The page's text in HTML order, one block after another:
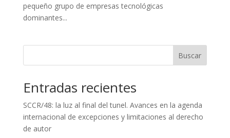
pequeño grupo de empresas tecnológicas
dominantes...
Buscar
Entradas recientes
SCCR/48: la luz al final del tunel. Avances en la agenda
internacional de excepciones y limitaciones al derecho
de autor